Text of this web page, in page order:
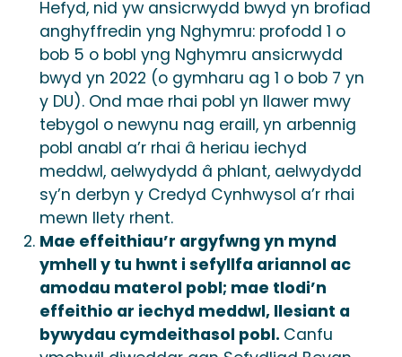
Hefyd, nid yw ansicrwydd bwyd yn brofiad
anghyffredin yng Nghymru: profodd 1 o
bob 5 o bobl yng Nghymru ansicrwydd
bwyd yn 2022 (o gymharu ag 1 o bob 7 yn
y DU). Ond mae rhai pobl yn llawer mwy
tebygol o newynu nag eraill, yn arbennig
pobl anabl a’r rhai â heriau iechyd
meddwl, aelwydydd â phlant, aelwydydd
sy’n derbyn y Credyd Cynhwysol a’r rhai
mewn llety rhent.
Mae effeithiau’r argyfwng yn mynd
ymhell y tu hwnt i sefyllfa ariannol ac
amodau materol pobl; mae tlodi’n
effeithio ar iechyd meddwl, llesiant a
bywydau cymdeithasol pobl. Canfu